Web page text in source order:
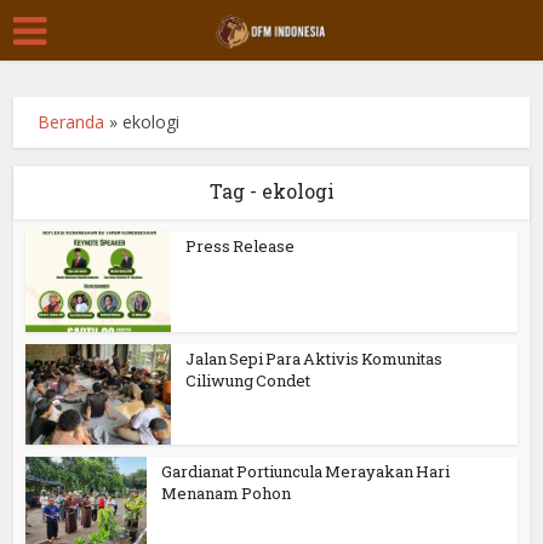
Beranda »ekologi
Tag - ekologi
Press Release
Jalan Sepi Para Aktivis Komunitas
Ciliwung Condet
Gardianat Portiuncula Merayakan Hari
Menanam Pohon